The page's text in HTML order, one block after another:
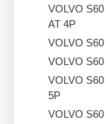
VOLVO S60
AT 4P
VOLVO S60
VOLVO S60
VOLVO S60
5P
VOLVO S60